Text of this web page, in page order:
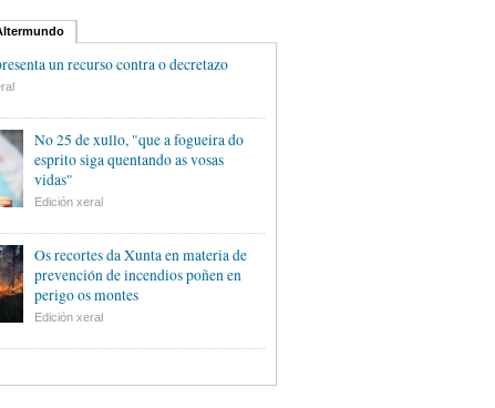
un recurso contra o decretazo
No 25 de xullo, "que a fogueira do
esprito siga quentando as vosas
vidas"
Edición xeral
Os recortes da Xunta en materia de
prevención de incendios poñen en
perigo os montes
Edición xeral